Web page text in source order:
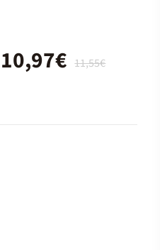
11,55€
10,97€